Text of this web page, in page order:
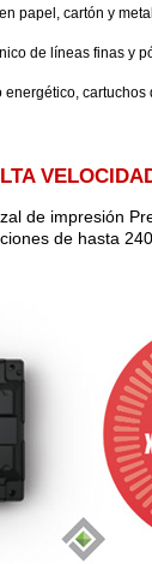
papel, cartón y metal
de líneas finas y
de impresión
de hasta